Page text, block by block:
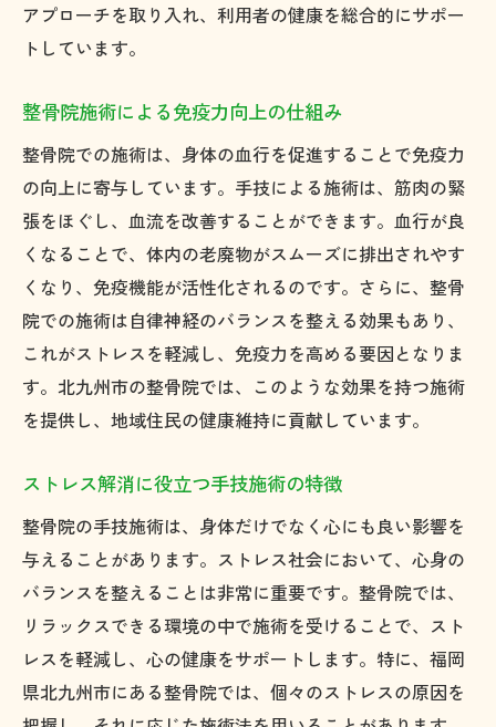
アプローチを取り入れ、利用者の健康を総合的にサポー
トしています。
整骨院施術による免疫力向上の仕組み
整骨院での施術は、身体の血行を促進することで免疫力
の向上に寄与しています。手技による施術は、筋肉の緊
張をほぐし、血流を改善することができます。血行が良
くなることで、体内の老廃物がスムーズに排出されやす
くなり、免疫機能が活性化されるのです。さらに、整骨
院での施術は自律神経のバランスを整える効果もあり、
これがストレスを軽減し、免疫力を高める要因となりま
す。北九州市の整骨院では、このような効果を持つ施術
を提供し、地域住民の健康維持に貢献しています。
ストレス解消に役立つ手技施術の特徴
整骨院の手技施術は、身体だけでなく心にも良い影響を
与えることがあります。ストレス社会において、心身の
バランスを整えることは非常に重要です。整骨院では、
リラックスできる環境の中で施術を受けることで、スト
レスを軽減し、心の健康をサポートします。特に、福岡
県北九州市にある整骨院では、個々のストレスの原因を